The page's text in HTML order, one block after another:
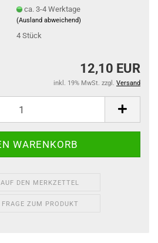
ca. 3-4 Werktage
(Ausland abweichend)
4 Stück
12,10 EUR
inkl. 19% MwSt. zzgl. Versand
AUF DEN MERKZETTEL
FRAGE ZUM PRODUKT